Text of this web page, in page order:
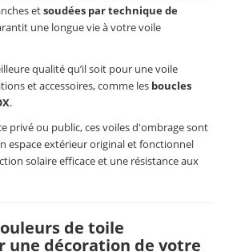
etsoudées par technique de
une longue vie à votre voile
qualité qu’il soit pour une voile
et accessoires, comme les boucles
.
privé ou public, ces voiles d'ombrage sont
espace extérieur original et fonctionnel
solaire efficace et une résistance aux
de toile
une décoration de votre